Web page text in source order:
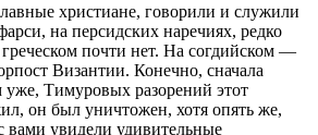
христиане, говорили и служили
на персидских наречиях, редко
греческом почти нет. На согдийском —
Византии. Конечно, сначала
уже, Тимуровых разорений этот
он был уничтожен, хотя опять же,
увидели удивительные